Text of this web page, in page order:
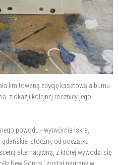
limitowaną edycję kasetową albumu
z okazji kolejnej rocznicy jego
powodu - wytwórnia Iskra,
gdańskiej stoczni, od początku
alternatywną, z której wywodzi się